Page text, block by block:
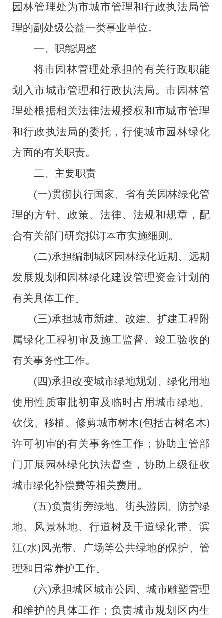
园林管理处为市城市管理和行政执法局管
理的副处级公益一类事业单位。
一、职能调整
将市园林管理处承担的有关行政职能
划入市城市管理和行政执法局。市园林管
理处根据相关法律法规授权和市城市管理
和行政执法局的委托，行使城市园林绿化
方面的有关职责。
二、主要职责
(一)贯彻执行国家、省有关园林绿化管
理的方针、政策、法律、法规和规章，配
合有关部门研究拟订本市实施细则。
(二)承担编制城区园林绿化近期、远期
发展规划和园林绿化建设管理资金计划的
有关具体工作。
(三)承担城市新建、改建、扩建工程附
属绿化工程初审及施工监督、竣工验收的
有关事务性工作。
(四)承担改变城市绿地规划、绿化用地
使用性质审批初审及临时占用城市绿地、
砍伐、移植、修剪城市树木(包括古树名木)
许可初审的有关事务性工作；协助主管部
门开展园林绿化执法督查，协助上级征收
城市绿化补偿费等相关费用。
(五)负责街旁绿地、街头游园、防护绿
地、风景林地、行道树及干道绿化带、滨
江(水)风光带、广场等公共绿地的保护、管
理和日常养护工作。
(六)承担城区城市公园、城市雕塑管理
和维护的具体工作；负责城市规划区内生